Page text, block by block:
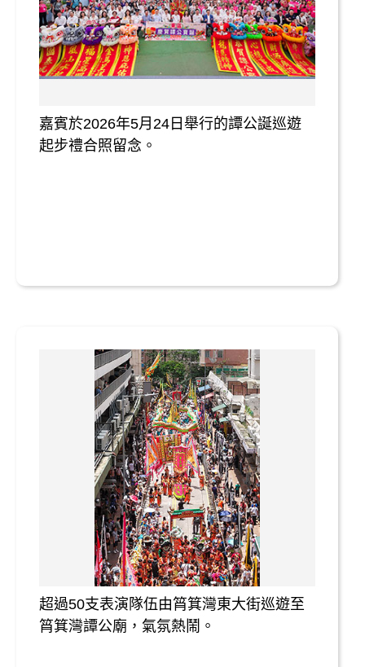
嘉賓於2026年5月24日舉行的譚公誕巡遊
起步禮合照留念。
超過50支表演隊伍由筲箕灣東大街巡遊至
筲箕灣譚公廟，氣氛熱鬧。